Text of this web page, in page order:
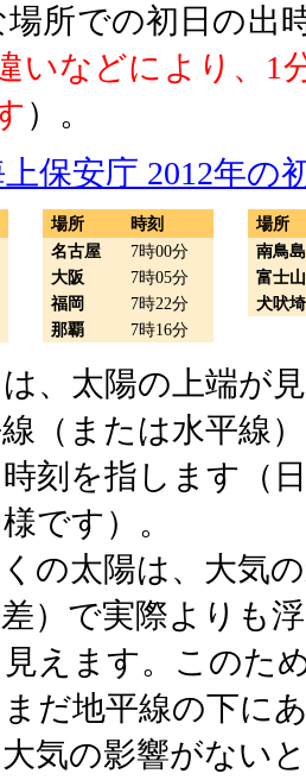
場所での初日の出
いなどにより、1
）。
保安庁 2012年の
場所
時刻
名古屋
7時00分
大阪
7時05分
福岡
7時22分
那覇
7時16分
場所
南鳥島
富士
犬吠埼
、太陽の上端が
（または水平線
刻を指します（
です）。
の太陽は、大気
）で実際よりも
見えます。このた
だ地平線の下に
気の影響がない